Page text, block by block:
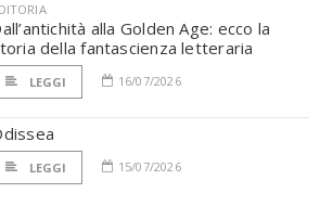
alla Golden Age: ecco la
della fantascienza letteraria
LEGGI 16/07/2026
LEGGI 15/07/2026